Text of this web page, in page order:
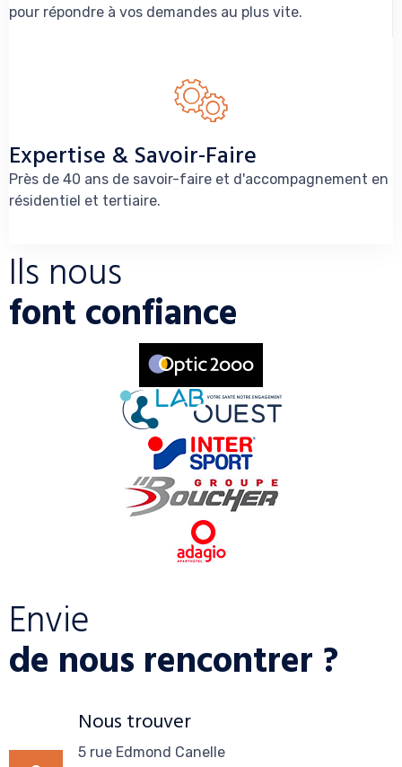
pour répondre à vos demandes au plus vite.
Expertise & Savoir-Faire
Près de 40 ans de savoir-faire et d'accompagnement en
résidentiel et tertiaire.
Ils nous
font confiance
Envie
de nous rencontrer ?
Nous trouver
5 rue Edmond Canelle